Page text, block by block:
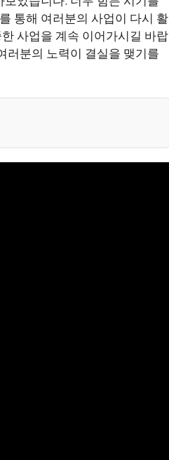
통해 여러분의 사업이 다시 활
사업을 계속 이어가시길 바랍
러분의 노력이 결실을 맺기를